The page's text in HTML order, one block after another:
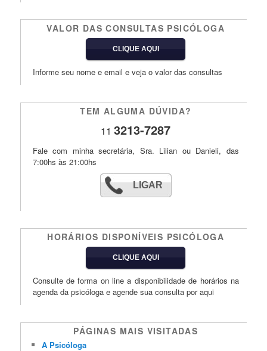
VALOR DAS CONSULTAS PSICÓLOGA
CLIQUE AQUI
Informe seu nome e email e veja o valor das consultas
TEM ALGUMA DÚVIDA?
113213-7287
Fale com minha secretária, Sra. Lilian ou Danieli, das
7:00hs às 21:00hs
LIGAR
HORÁRIOS DISPONÍVEIS PSICÓLOGA
CLIQUE AQUI
Consulte de forma on line a disponibilidade de horários na
agenda da psicóloga e agende sua consulta por aqui
PÁGINAS MAIS VISITADAS
A Psicóloga